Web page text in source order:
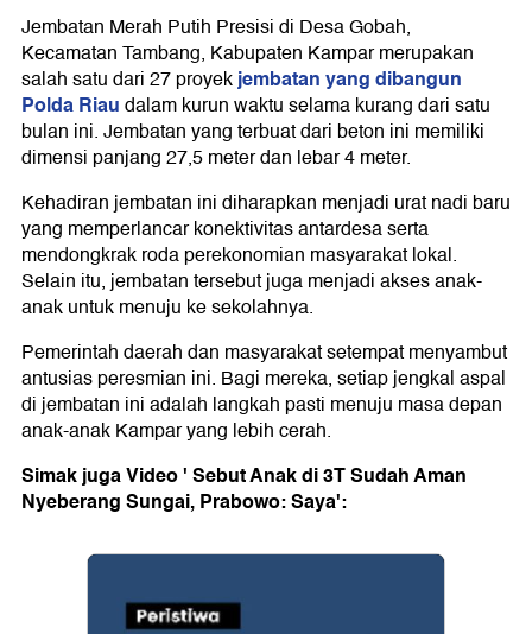
Jembatan Merah Putih Presisi di Desa Gobah,
Kecamatan Tambang, Kabupaten Kampar merupakan
salah satu dari 27 proyekjembatan yang dibangun
Polda Riaudalam kurun waktu selama kurang dari satu
bulan ini. Jembatan yang terbuat dari beton ini memiliki
dimensi panjang 27,5 meter dan lebar 4 meter.
Kehadiran jembatan ini diharapkan menjadi urat nadi baru
yang memperlancar konektivitas antardesa serta
mendongkrak roda perekonomian masyarakat lokal.
Selain itu, jembatan tersebut juga menjadi akses anak-
anak untuk menuju ke sekolahnya.
Pemerintah daerah dan masyarakat setempat menyambut
antusias peresmian ini. Bagi mereka, setiap jengkal aspal
di jembatan ini adalah langkah pasti menuju masa depan
anak-anak Kampar yang lebih cerah.
Simak juga Video ' Sebut Anak di 3T Sudah Aman
Nyeberang Sungai, Prabowo: Saya':